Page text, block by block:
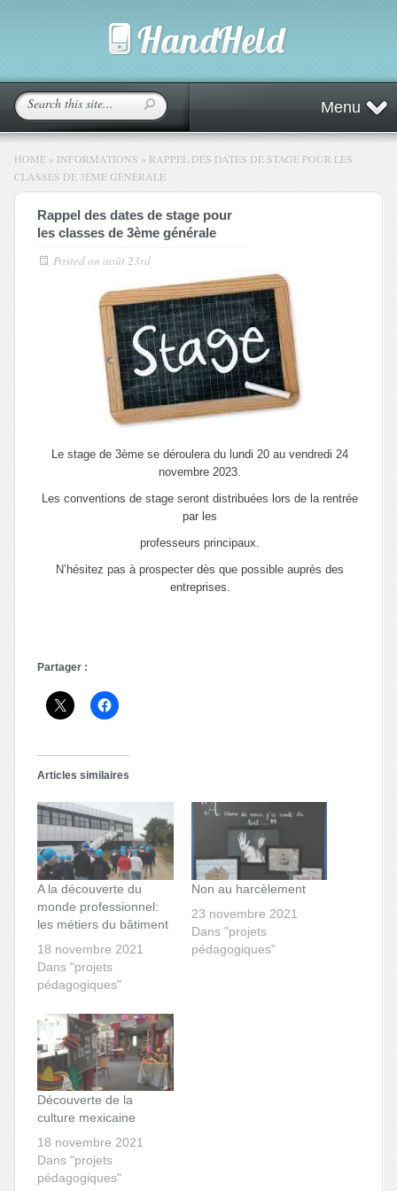
Menu
HOME » INFORMATIONS » RAPPEL DES DATES DE STAGE POUR LES
CLASSES DE 3ÈME GÉNÉRALE
Rappel des dates de stage pour
les classes de 3ème générale
Posted on août 23rd
Le stage de 3ème se déroulera du lundi 20 au vendredi 24
novembre 2023.
Les conventions de stage seront distribuées lors de la rentrée
par les
professeurs principaux.
N’hésitez pas à prospecter dès que possible auprès des
entreprises.
Partager :
Articles similaires
A la découverte du
monde professionnel:
les métiers du bâtiment
18 novembre 2021
Dans "projets
pédagogiques"
Non au harcèlement
23 novembre 2021
Dans "projets
pédagogiques"
Découverte de la
culture mexicaine
18 novembre 2021
Dans "projets
pédagogiques"